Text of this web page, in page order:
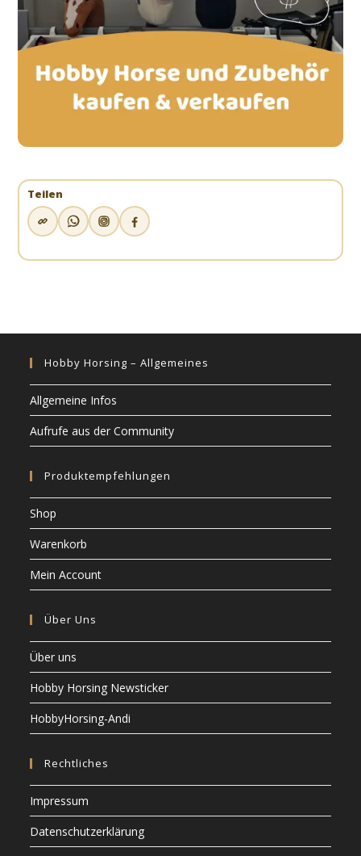
Teilen
Hobby Horsing – Allgemeines
Allgemeine Infos
Aufrufe aus der Community
Produktempfehlungen
Shop
Warenkorb
Mein Account
Über Uns
Über uns
Hobby Horsing Newsticker
HobbyHorsing-Andi
Rechtliches
Impressum
Datenschutzerklärung